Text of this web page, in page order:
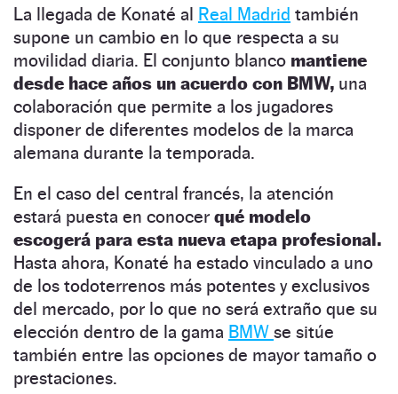
La llegada de Konaté al Real Madrid también
supone un cambio en lo que respecta a su
movilidad diaria. El conjunto blanco mantiene
desde hace años un acuerdo con BMW, una
colaboración que permite a los jugadores
disponer de diferentes modelos de la marca
alemana durante la temporada.
En el caso del central francés, la atención
estará puesta en conocer qué modelo
escogerá para esta nueva etapa profesional.
Hasta ahora, Konaté ha estado vinculado a uno
de los todoterrenos más potentes y exclusivos
del mercado, por lo que no será extraño que su
elección dentro de la gama BMW se sitúe
también entre las opciones de mayor tamaño o
prestaciones.